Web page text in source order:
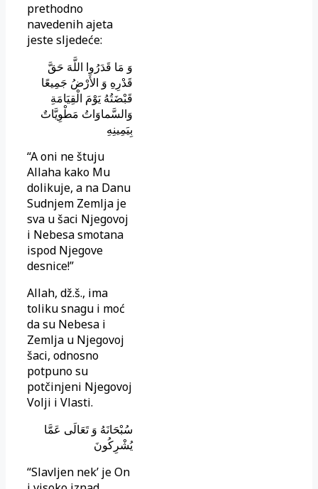
prethodno
navedenih ajeta
jeste sljedeće:
وَ مَا قَدَرُوا اللَّهَ حَقَّ
قَدْرِهِ وَ الأَرْضُ جَمِيعًا
قَبْضَتُهُ يَوْمَ الْقِيَامَةِ
وَالسَّماوَاتُ مَطْوِيَّاتٌ
بِيَمِينِهِ
“A oni ne štuju
Allaha kako Mu
dolikuje, a na Danu
Sudnjem Zemlja je
sva u šaci Njegovoj
i Nebesa smotana
ispod Njegove
desnice!”
Allah, dž.š., ima
toliku snagu i moć
da su Nebesa i
Zemlja u Njegovoj
šaci, odnosno
potpuno su
potčinjeni Njegovoj
Volji i Vlasti.
سُبْحَانَهُ وَ تَعَالَى عَمَّا
يُشْرِكُونَ
“Slavljen nek’ je On